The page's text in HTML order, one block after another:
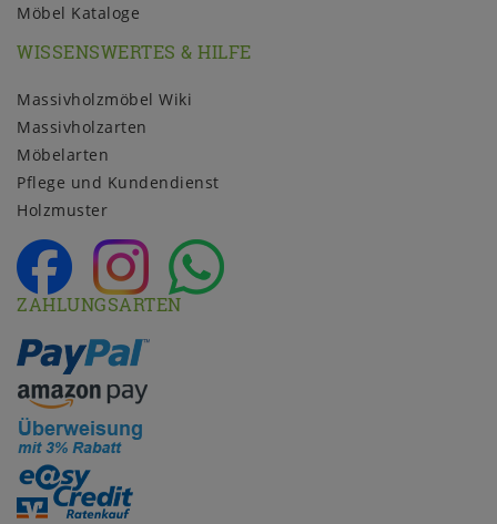
Möbel Kataloge
WISSENSWERTES & HILFE
Massivholzmöbel Wiki
Massivholzarten
Möbelarten
Pflege und Kundendienst
Holzmuster
ZAHLUNGSARTEN